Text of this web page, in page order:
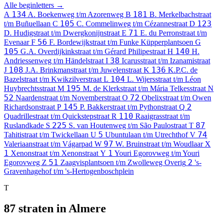
Alle beginletters →
A 134 A. Boekenweg t/m Azorenweg B 181 B. Merkelbachstraat
t/m Buñuellaan C 105 C. Commelinweg t/m Cézannestraat D 123
D. Hudigstraat t/m Dwergkonijnstraat E 71 E. du Perronstraat t/m
EvenaarF 56 F. Bordewijkstraat t/m Funke Küpperplantsoen G
105 G.A. Overdijkinkstraat t/m Gérard Philipestraat H 140 H.
Andriessenweg t/m Händelstraat I 38 Icarusstraat t/m Izanamistraat
J 108 J.A. Brinkmanstraat t/m Juwelenstraat K 136 K.P.C. de
Bazelstraat t/m Kwikzilverstraat L 104 L. Wijersstraat t/m Léon
Huybrechtsstraat M 195 M. de Klerkstraat t/m Mária Telkesstraat N
52 Naardenstraat t/m Novemberstraat O 72 Obelixstraat t/m Owen
Richardsonstraat P 145 P. Bakkerstraat t/m Pythonstraat Q 2
Quadrillestraat t/m Quickstepstraat R 110 Raaigrasstraat t/m
Ruslandkade S 225 S. van Houtenweg t/m São Paulostraat T 87
Tahitistraat t/m Twickellaan U 5 Ubuntulaan t/m UtrechthofV 74
Valeriaanstraat t/m Vágarpad W 97 W. Bruinstraat t/m Woudlaar X
1 Xenonstraat t/m Xenonstraat Y 1 Youri Egorovweg t/m Youri
Egorovweg Z 51 Zaagvisplantsoen t/m Zwolleweg Overig 2 's-
Gravenhagehof t/m 's-Hertogenboschplein
T
87 straten in Almere